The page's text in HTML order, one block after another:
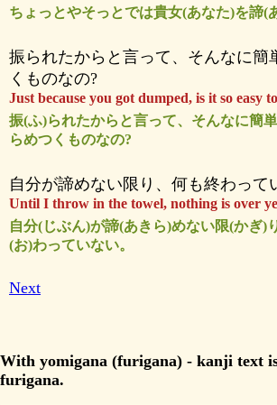
ちょっとやそっとでは貴女(あなた)を諦(
振られたからと言って、そんなに簡
くものなの?
Just because you got dumped, is it so easy
振(ふ)られたからと言って、そんなに簡
らめつくものなの?
自分が諦めない限り、何も終わって
Until I throw in the towel, nothing is over
自分(じぶん)が諦(あきら)めない限(かぎ)
(お)わっていない。
Next
With yomigana (furigana) - kanji text
furigana.